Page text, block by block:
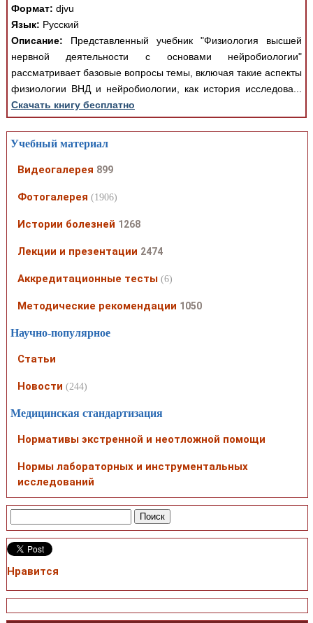
Формат: djvu
Язык: Русский
Описание: Представленный учебник "Физиология высшей
нервной деятельности с основами нейробиологии"
рассматривает базовые вопросы темы, включая такие аспекты
физиологии ВНД и нейробиологии, как история исследова...
Скачать книгу бесплатно
Учебный материал
Видеогалерея 899
Фотогалерея (1906)
Истории болезней 1268
Лекции и презентации 2474
Аккредитационные тесты (6)
Методические рекомендации 1050
Научно-популярное
Статьи
Новости (244)
Медицинская стандартизация
Нормативы экстренной и неотложной помощи
Нормы лабораторных и инструментальных
исследований
Нравится